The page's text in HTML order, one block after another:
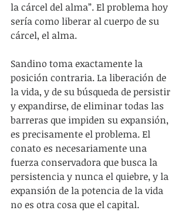
la cárcel del alma”. El problema hoy
sería como liberar al cuerpo de su
cárcel, el alma.
Sandino toma exactamente la
posición contraria. La liberación de
la vida, y de su búsqueda de persistir
y expandirse, de eliminar todas las
barreras que impiden su expansión,
es precisamente el problema. El
conato es necesariamente una
fuerza conservadora que busca la
persistencia y nunca el quiebre, y la
expansión de la potencia de la vida
no es otra cosa que el capital.